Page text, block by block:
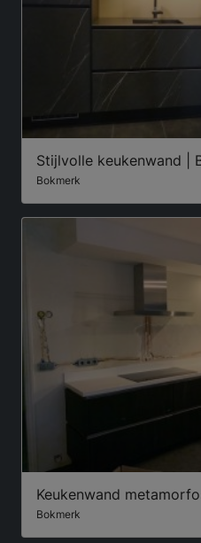
Stijlvolle keukenwand |
Bokmerk
Keukenwand
Bokmerk